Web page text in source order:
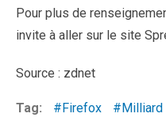
Pour plus de
invite à aller sur le site
Source : zdnet
Tag: Firefox Milliard